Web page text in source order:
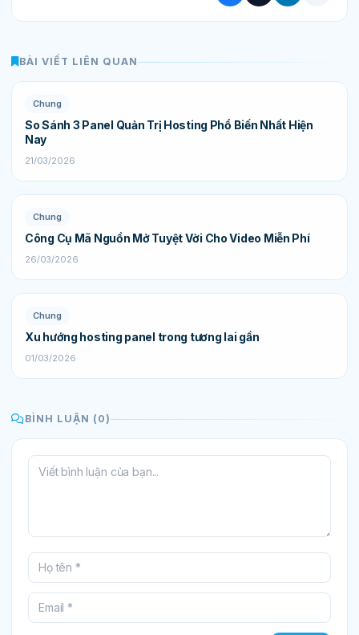
BÀI VIẾT LIÊN QUAN
Chung
So Sánh 3 Panel Quản Trị Hosting Phổ Biến Nhất Hiện
Nay
21/03/2026
Chung
Công Cụ Mã Nguồn Mở Tuyệt Vời Cho Video Miễn Phí
26/03/2026
Chung
Xu hướng hosting panel trong tương lai gần
01/03/2026
BÌNH LUẬN (0)